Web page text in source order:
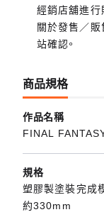
經銷店舖進行
關於發售／
站確認。
商品規格
作品名稱
FINAL
規格
塑膠製塗裝完成
約330mm